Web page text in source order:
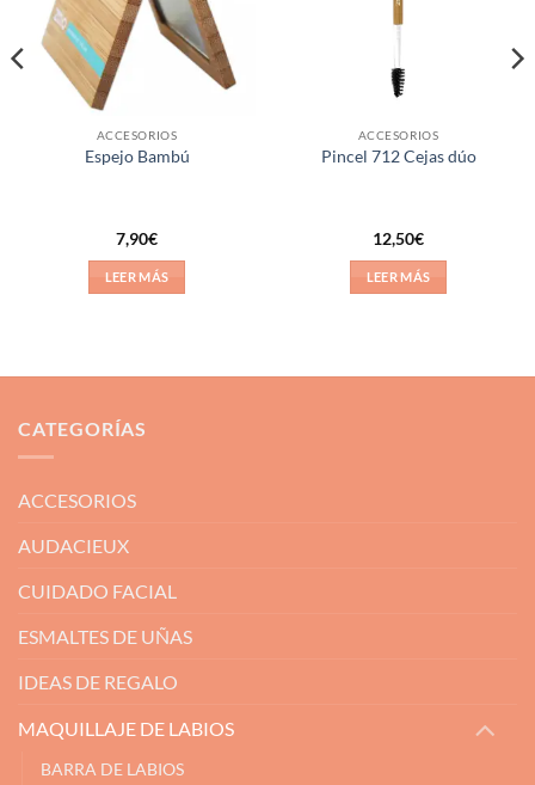
ACCESORIOS
Espejo Bambú
7,90€
LEER MÁS
ACCESORIOS
Pincel 712 Cejas dúo
12,50€
LEER MÁS
CATEGORÍAS
ACCESORIOS
AUDACIEUX
CUIDADO FACIAL
ESMALTES DE UÑAS
IDEAS DE REGALO
MAQUILLAJE DE LABIOS
BARRA DE LABIOS